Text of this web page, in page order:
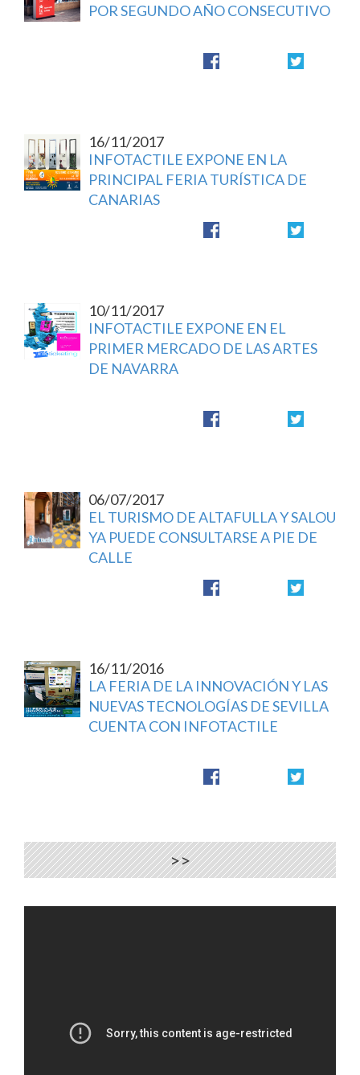
POR SEGUNDO AÑO CONSECUTIVO
16/11/2017
INFOTACTILE EXPONE EN LA
PRINCIPAL FERIA TURÍSTICA DE
CANARIAS
10/11/2017
INFOTACTILE EXPONE EN EL
PRIMER MERCADO DE LAS ARTES
DE NAVARRA
06/07/2017
EL TURISMO DE ALTAFULLA Y SALOU
YA PUEDE CONSULTARSE A PIE DE
CALLE
16/11/2016
LA FERIA DE LA INNOVACIÓN Y LAS
NUEVAS TECNOLOGÍAS DE SEVILLA
CUENTA CON INFOTACTILE
>>